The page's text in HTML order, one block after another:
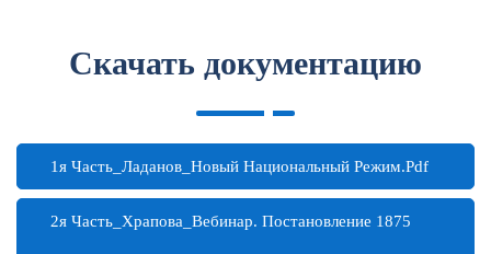
Скачать документацию
1я Часть_Ладанов_Новый Национальный Режим.pdf
2я Часть_Храпова_Вебинар. Постановление 1875